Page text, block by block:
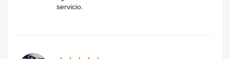
servicio.